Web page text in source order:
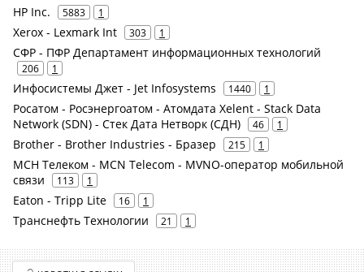
HP Inc. 5883 1
Xerox - Lexmark Int 303 1
СФР - ПФР Департамент информационных технологий
206 1
Инфосистемы Джет - Jet Infosystems 1440 1
Росатом - Росэнергоатом - Атомдата Xelent - Stack Data
Network (SDN) - Стек Дата Нетворк (СДН)
46 1
Brother - Brother Industries - Бразер 215 1
МСН Телеком - MCN Telecom - MVNO-оператор мобильной
связи
113 1
Eaton - Tripp Lite 16 1
Транснефть Технологии 21 1